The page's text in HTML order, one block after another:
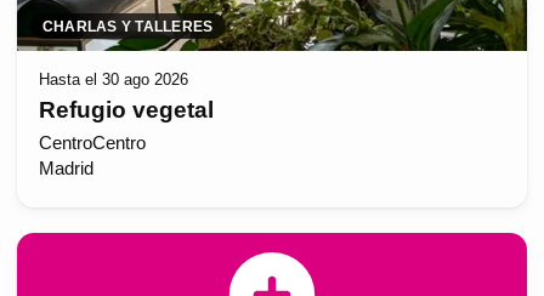
CHARLAS Y TALLERES
Hasta el 30 ago 2026
Refugio vegetal
CentroCentro
Madrid